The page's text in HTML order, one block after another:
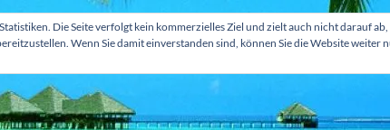
Die Seite verfolgt kein kommerzielles Ziel und zielt auch nicht darauf
Wenn Sie damit einverstanden sind, können Sie die Website weiter